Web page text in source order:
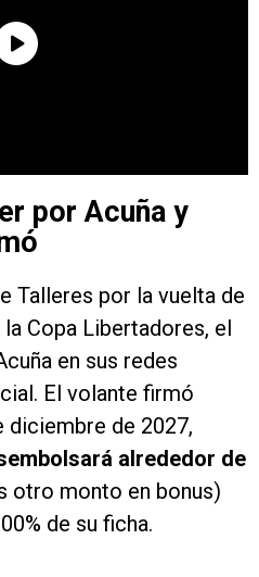
por Acuña y
Talleres por la vuelta de
Copa Libertadores, el
en sus redes
El volante firmó
diciembre de 2027,
alrededor de
otro monto en bonus)
de su ficha.